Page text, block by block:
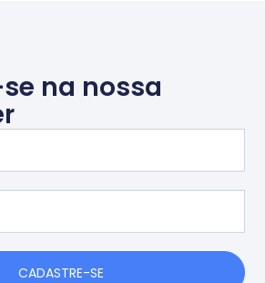
na nossa
CADASTRE-SE